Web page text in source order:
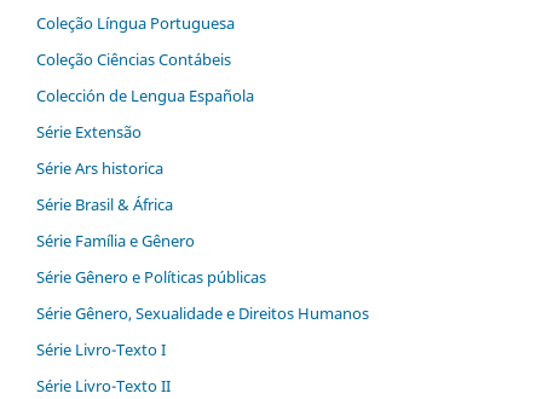
Coleção Língua Portuguesa
Coleção Ciências Contábeis
Colección de Lengua Española
Série Extensão
Série Ars historica
Série Brasil & África
Série Família e Gênero
Série Gênero e Políticas públicas
Série Gênero, Sexualidade e Direitos Humanos
Série Livro-Texto I
Série Livro-Texto II